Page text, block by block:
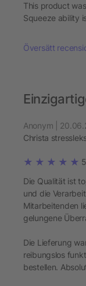
This product
Squeeze ability
Översätt
Anonym |
Christa
Die Qualität ist
und die
Mitarbeitenden
gelungene
Die Lieferung
reibungslos
bestellen.